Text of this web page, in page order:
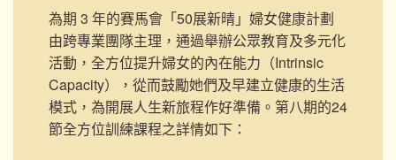
為期 3 年的賽馬會「50展新晴」婦女健康計劃
由跨專業團隊主理，通過舉辦公眾教育及多元化
活動，全方位提升婦女的內在能力（Intrinsic
Capacity），從而鼓勵她們及早建立健康的生活
模式，為開展人生新旅程作好準備。第八期的24
節全方位訓練課程之詳情如下：